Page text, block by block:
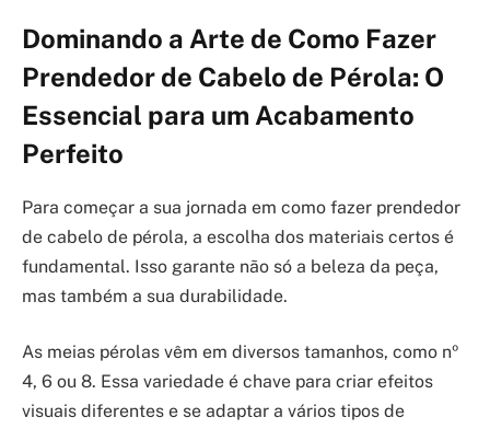
Dominando a Arte de Como Fazer
Prendedor de Cabelo de Pérola: O
Essencial para um Acabamento
Perfeito
Para começar a sua jornada em como fazer prendedor
de cabelo de pérola, a escolha dos materiais certos é
fundamental. Isso garante não só a beleza da peça,
mas também a sua durabilidade.
As meias pérolas vêm em diversos tamanhos, como nº
4, 6 ou 8. Essa variedade é chave para criar efeitos
visuais diferentes e se adaptar a vários tipos de